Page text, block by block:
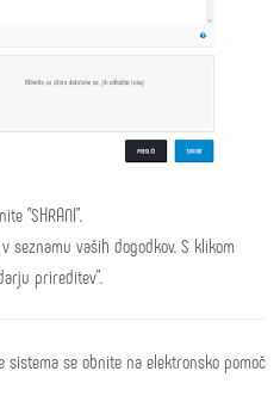
"SHRANI".
vaših dogodkov. S klikom
prireditev".
se obnite na elektronsko pomoč